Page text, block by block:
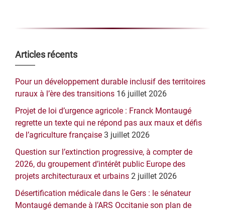
Barre
latérale
principale
Articles récents
Pour un développement durable inclusif des territoires
ruraux à l’ère des transitions 16 juillet 2026
Projet de loi d’urgence agricole : Franck Montaugé
regrette un texte qui ne répond pas aux maux et défis
de l’agriculture française 3 juillet 2026
Question sur l’extinction progressive, à compter de
2026, du groupement d’intérêt public Europe des
projets architecturaux et urbains 2 juillet 2026
Désertification médicale dans le Gers : le sénateur
Montaugé demande à l’ARS Occitanie son plan de